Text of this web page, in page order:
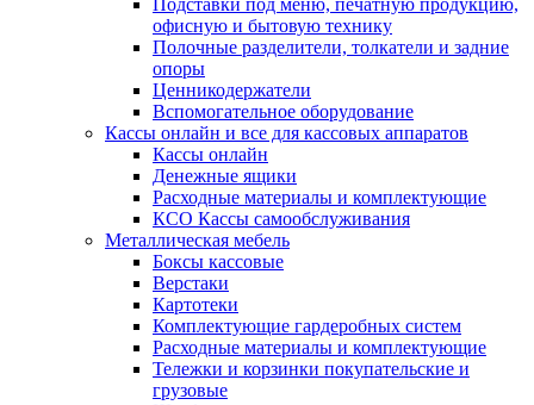
Подставки под меню, печатную продукцию,
офисную и бытовую технику
Полочные разделители, толкатели и задние
опоры
Ценникодержатели
Вспомогательное оборудование
Кассы онлайн и все для кассовых аппаратов
Кассы онлайн
Денежные ящики
Расходные материалы и комплектующие
КСО Кассы самообслуживания
Металлическая мебель
Боксы кассовые
Верстаки
Картотеки
Комплектующие гардеробных систем
Расходные материалы и комплектующие
Тележки и корзинки покупательские и
грузовые